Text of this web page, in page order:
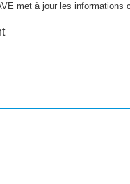
met à jour les